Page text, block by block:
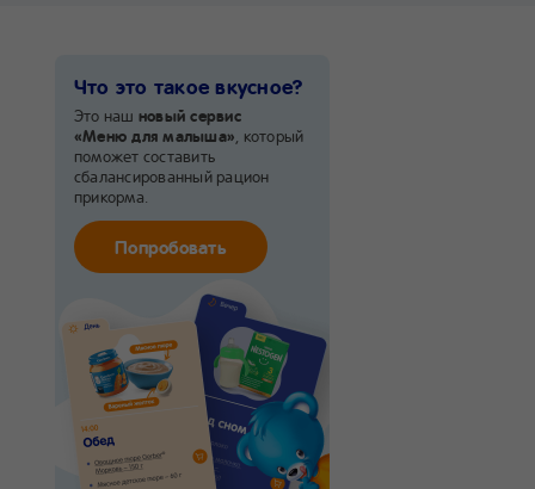
Что это такое вкусное?
Это наш новый сервис
«Меню для малыша» , который
поможет составить
сбалансированный рацион
прикорма.
Попробовать